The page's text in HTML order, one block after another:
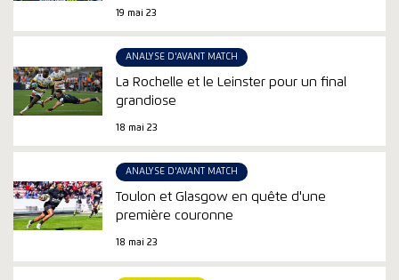
19 mai 23
ANALYSE D'AVANT MATCH
La Rochelle et le Leinster pour un final
grandiose
18 mai 23
ANALYSE D'AVANT MATCH
Toulon et Glasgow en quête d'une
première couronne
18 mai 23